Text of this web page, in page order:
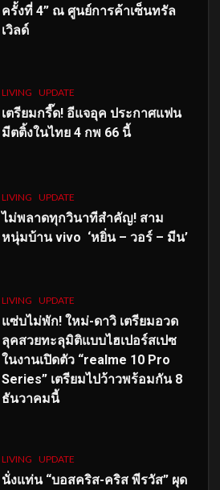
ครั้งที่ 4” ณ ศูนย์การค้าเซ็นทรัล
เวิลด์
LIVING UPDATE
เตรียมกรี๊ด! อีแจอุค ประกาศแฟน
มีตติ้งในไทย 4 กพ 66 นี้
LIVING UPDATE
ไม่พลาดทุกวินาทีสำคัญ! สาม
หนุ่มบ้าน vivo ‘หยิ่น – วอร์ – มีน’
LIVING UPDATE
แซ่บไม่พัก! ใหม่-ดาวิ เตรียมอวด
ลุคสวยทะลุมิติแบบไฮเปอร์สเปซ
ในงานเปิดตัว “realme 10 Pro
Series” เตรียมไปว้าวพร้อมกัน 8
ธันวาคมนี้
LIVING UPDATE
นั่งแท่น “บอสคริส-คริส พีรวัส” ผุด